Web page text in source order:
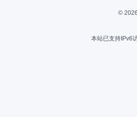
©
本站已支持IPv6